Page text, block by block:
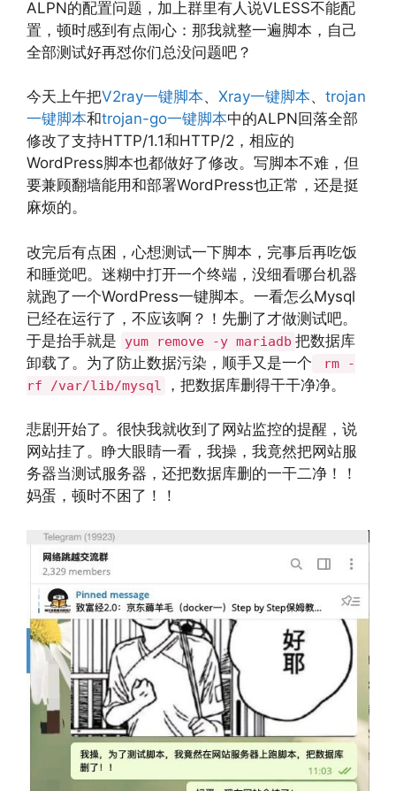
ALPN的配置问题，加上群里有人说VLESS不能配
置，顿时感到有点闹心：那我就整一遍脚本，自己
全部测试好再怼你们总没问题吧？
今天上午把V2ray一键脚本、 Xray一键脚本、 trojan
一键脚本和trojan-go一键脚本中的ALPN回落全部
修改了支持HTTP/1.1和HTTP/2，相应的
WordPress脚本也都做好了修改。写脚本不难，但
要兼顾翻墙能用和部署WordPress也正常，还是挺
麻烦的。
改完后有点困，心想测试一下脚本，完事后再吃饭
和睡觉吧。迷糊中打开一个终端，没细看哪台机器
就跑了一个WordPress一键脚本。一看怎么Mysql
已经在运行了，不应该啊？！先删了才做测试吧。
于是抬手就是
yum remove -y mariadb 把数据库
卸载了。为了防止数据污染，顺手又是一个
rm -
rf /var/lib/mysql
，把数据库删得干干净净。
悲剧开始了。很快我就收到了网站监控的提醒，说
网站挂了。睁大眼睛一看，我操，我竟然把网站服
务器当测试服务器，还把数据库删的一干二净！！
妈蛋，顿时不困了！！